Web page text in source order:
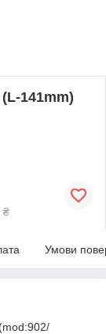
141mm)
₴
Умови